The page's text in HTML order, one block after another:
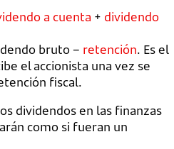
a cuenta + dividendo
bruto – retención. Es el
el accionista una vez se
fiscal.
dividendos en las finanzas
como si fueran un